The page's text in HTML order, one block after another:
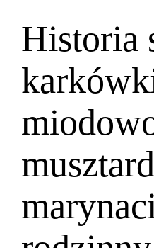
Historia